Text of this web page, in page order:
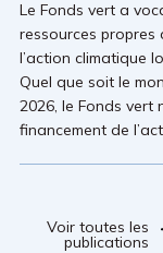
Le Fonds vert a
ressources propres
l’action climatique
Quel que soit le
2026, le Fonds vert
financement de
Voir toutes les
publications